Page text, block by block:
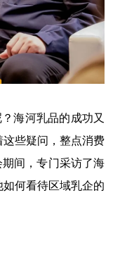
海河乳品的成功又
些疑问，整点消费
间，专门采访了海
何看待区域乳企的